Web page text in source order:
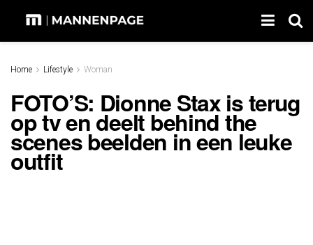
Home Lifestyle Woman
FOTO’S: Dionne Stax is terug
op tv en deelt behind the
scenes beelden in een leuke
outfit